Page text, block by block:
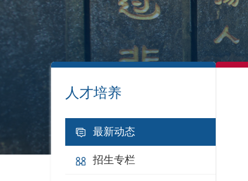
人才培养
最新动态
招生专栏